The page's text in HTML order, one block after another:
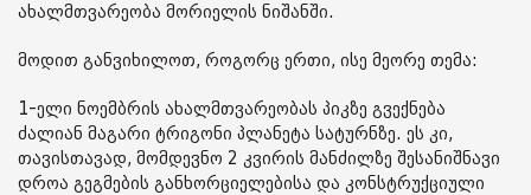
ახალმთვარეობა მორიელის ნიშანში.
მოდით განვიხილოთ, როგორც ერთი, ისე მეორე თემა:
1-ელი ნოემბრის ახალმთვარეობას პიკზე გვექნება
ძალიან მაგარი ტრიგონი პლანეტა სატურნზე. ეს კი,
თავისთავად, მომდევნო 2 კვირის მანძილზე შესანიშნავი
დროა გეგმების განხორციელებისა და კონსტრუქციული